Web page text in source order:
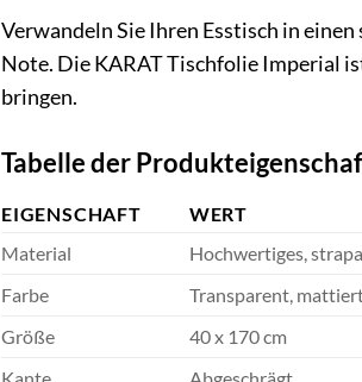
Verwandeln Sie Ihren Esstisch in
Note. Die KARAT Tischfolie Imperial
bringen.
Tabelle der
EIGENSCHAFT
WERT
Material
Hochwertiges,
Farbe
Transparent,
Größe
40 x 170 cm